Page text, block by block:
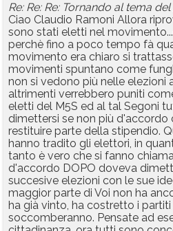
Re: Re: Re: Tornando al tema
Ciao Claudio Ramoni Allora
sono stati eletti nel
perchè fino a poco tempo fà
movimento era chiaro si
movimenti spuntano come
non si vedono più nelle elezioni
altrimenti verrebbero puniti
eletti del M5S ed al tal Segoni
dimettersi se non più d'accordo
restituire parte della stipendio.
hanno tradito gli elettori, in
tanto è vero che si fanno
d'accordo DOPO doveva
succesive elezioni con le sue
maggior parte di Voi non ha
ha già vinto, ha costretto i
soccomberanno. Pensate ad